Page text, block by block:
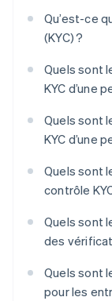
Qu’est-ce
(KYC) ?
Quels sont
KYC d’une
Quels sont
KYC d’une
Quels sont
contrôle
Quels sont
des
Quels sont
pour les